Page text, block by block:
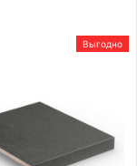
Выгодно